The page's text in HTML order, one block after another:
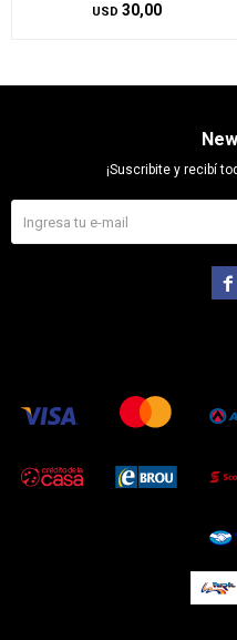
USD 30,00
¡Suscribite y recibí
